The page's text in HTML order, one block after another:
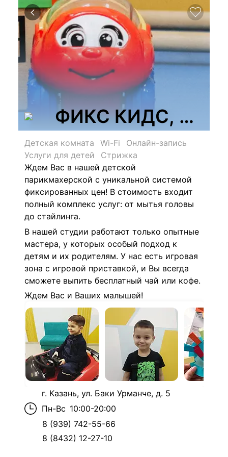
ФИКС КИДС,
Детская комната Wi-Fi
Онлайн-запись
Услуги для детей
Стрижка
Ждем Вас в нашей детской
парикмахерской c уникальной системой
фиксированных цен! В стоимость входит
полный комплекс услуг: от мытья головы
до стайлинга.
В нашей студии работают только опытные
мастера, у которых особый подход к
детям и их родителям. У нас есть игровая
зона с игровой приставкой, и Вы всегда
сможете выпить бесплатный чай или кофе.
Ждем Вас и Ваших малышей!
г. Казань, ул. Баки Урманче, д. 5
Пн-Вс 10:00-20:00
8 (939) 742-55-66
8 (8432) 12-27-10